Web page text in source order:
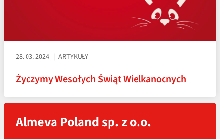
28. 03. 2024 ARTYKUŁY
Życzymy Wesołych Świąt Wielkanocnych
WSZYSTKIE AKTUALNOŚCI
Almeva Poland sp. z o.o.